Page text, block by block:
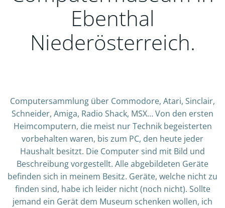
Ebenthal
Niederösterreich.
Computersammlung über Commodore, Atari, Sinclair,
Schneider, Amiga, Radio Shack, MSX… Von den ersten
Heimcomputern, die meist nur Technik begeisterten
vorbehalten waren, bis zum PC, den heute jeder
Haushalt besitzt. Die Computer sind mit Bild und
Beschreibung vorgestellt. Alle abgebildeten Geräte
befinden sich in meinem Besitz. Geräte, welche nicht zu
finden sind, habe ich leider nicht (noch nicht). Sollte
jemand ein Gerät dem Museum schenken wollen, ich